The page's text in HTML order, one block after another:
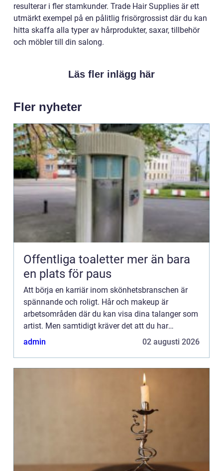
resulterar i fler stamkunder. Trade Hair Supplies är ett
utmärkt exempel på en pålitlig frisörgrossist där du kan
hitta skaffa alla typer av hårprodukter, saxar, tillbehör
och möbler till din salong.
Läs fler inlägg här
Fler nyheter
Offentliga toaletter mer än bara
en plats för paus
Att börja en karriär inom skönhetsbranschen är
spännande och roligt. Hår och makeup är
arbetsområden där du kan visa dina talanger som
artist. Men samtidigt kräver det att du har
kunskap i hur man h...
admin 02 augusti 2026